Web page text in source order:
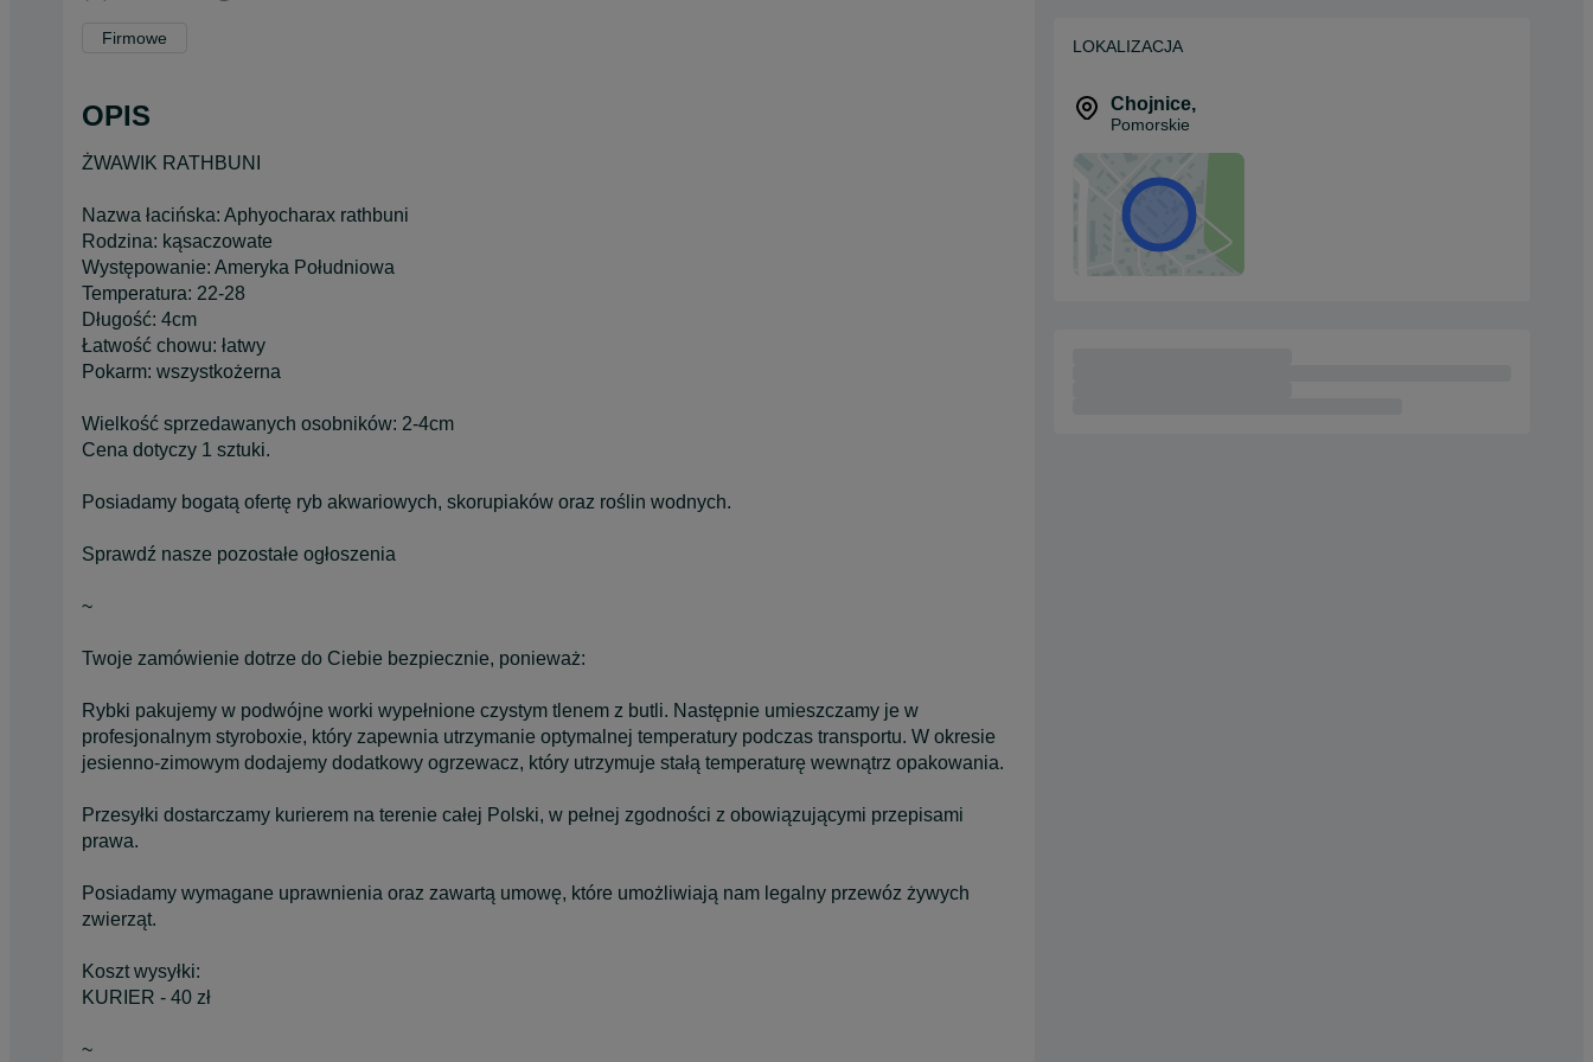
Firmowe
OPIS
ŻWAWIK RATHBUNI
Nazwa łacińska: Aphyocharax rathbuni
Rodzina: kąsaczowate
Występowanie: Ameryka Południowa
Temperatura: 22-28
Długość: 4cm
Łatwość chowu: łatwy
Pokarm: wszystkożerna
Wielkość sprzedawanych osobników: 2-4cm
Cena dotyczy 1 sztuki.
Posiadamy bogatą ofertę ryb akwariowych, skorupiaków oraz roślin wodnych.
Sprawdź nasze pozostałe ogłoszenia
~
Twoje zamówienie dotrze do Ciebie bezpiecznie, ponieważ:
Rybki pakujemy w podwójne worki wypełnione czystym tlenem z butli. Następnie umieszczamy je w
profesjonalnym styroboxie, który zapewnia utrzymanie optymalnej temperatury podczas transportu. W okresie
jesienno-zimowym dodajemy dodatkowy ogrzewacz, który utrzymuje stałą temperaturę wewnątrz opakowania.
Przesyłki dostarczamy kurierem na terenie całej Polski, w pełnej zgodności z obowiązującymi przepisami
prawa.
Posiadamy wymagane uprawnienia oraz zawartą umowę, które umożliwiają nam legalny przewóz żywych
zwierząt.
Koszt wysyłki:
KURIER - 40 zł
~
LOKALIZACJA
Chojnice,
Pomorskie